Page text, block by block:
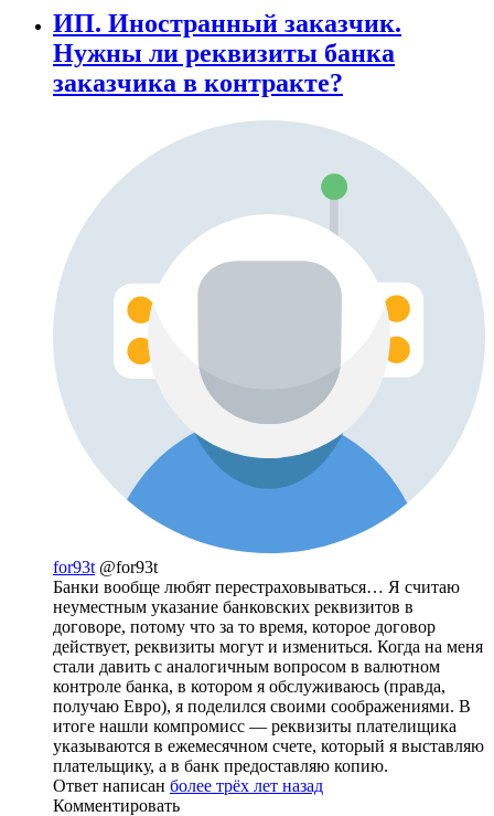
ИП. Иностранный заказчик.
Нужны ли реквизиты банка
заказчика в контракте?
for93t @for93t
Банки вообще любят перестраховываться… Я считаю
неуместным указание банковских реквизитов в
договоре, потому что за то время, которое договор
действует, реквизиты могут и измениться. Когда на меня
стали давить с аналогичным вопросом в валютном
контроле банка, в котором я обслуживаюсь (правда,
получаю Евро), я поделился своими соображениями. В
итоге нашли компромисс — реквизиты плателищика
указываются в ежемесячном счете, который я выставляю
плательщику, а в банк предоставляю копию.
Ответ написан более трёх лет назад
Комментировать